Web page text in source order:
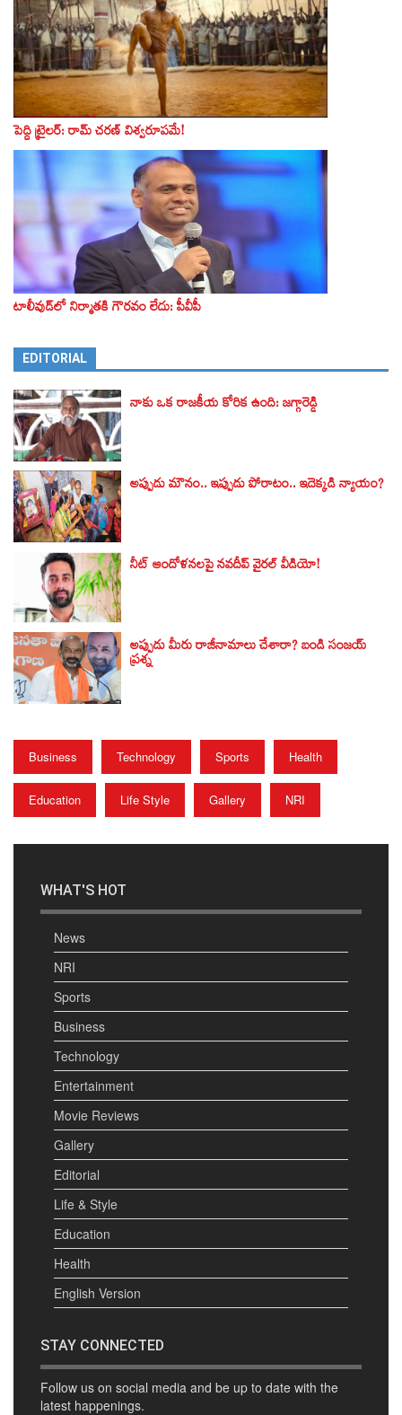
పెద్ది ట్రైలర్‌: రామ్‌ చరణ్‌ విశ్వరూపమే!
టాలీవుడ్‌లో నిర్మాతకి గౌరవం లేదు: పీవీపీ
EDITORIAL
నాకు ఒక రాజకీయ కోరిక ఉంది: జగ్గారెడ్డి
అప్పుడు మౌనం.. ఇప్పుడు పోరాటం.. ఇదెక్కడి న్యాయం?
నీట్ ఆందోళనలపై నవదీప్ వైరల్ వీడియో!
అప్పుడు మీరు రాజీనామాలు చేశారా? బండి సంజయ్‌
ప్రశ్న
Business Technology Sports Health
Education Life Style Gallery NRI
WHAT'S HOT
News
NRI
Sports
Business
Technology
Entertainment
Movie Reviews
Gallery
Editorial
Life & Style
Education
Health
English Version
STAY CONNECTED
Follow us on social media and be up to date with the
latest happenings.